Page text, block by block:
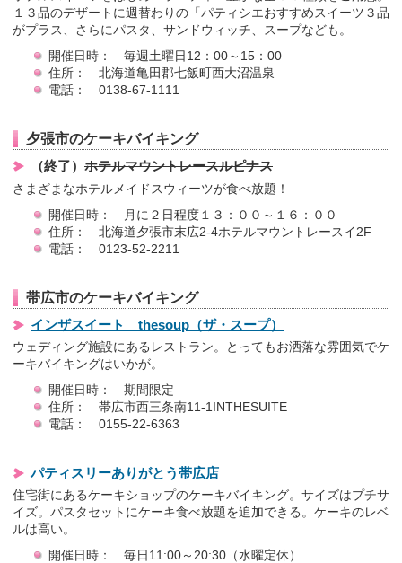
１３品のデザートに週替わりの「パティシエおすすめスイーツ３品
がプラス、さらにパスタ、サンドウィッチ、スープなども。
開催日時： 毎週土曜日12：00～15：00
住所： 北海道亀田郡七飯町西大沼温泉
電話： 0138-67-1111
夕張市のケーキバイキング
（終了） ホテルマウントレースルピナス
さまざまなホテルメイドスウィーツが食べ放題！
開催日時： 月に２日程度１３：００～１６：００
住所： 北海道夕張市末広2-4ホテルマウントレースイ2F
電話： 0123-52-2211
帯広市のケーキバイキング
インザスイート thesoup（ザ・スープ）
ウェディング施設にあるレストラン。とってもお洒落な雰囲気でケ
ーキバイキングはいかが。
開催日時： 期間限定
住所： 帯広市西三条南11-1INTHESUITE
電話： 0155-22-6363
パティスリーありがとう帯広店
住宅街にあるケーキショップのケーキバイキング。サイズはプチサ
イズ。パスタセットにケーキ食べ放題を追加できる。ケーキのレベ
ルは高い。
開催日時： 毎日11:00～20:30（水曜定休）